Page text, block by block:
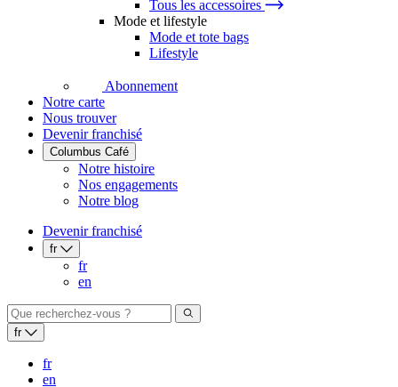
Tous les accessoires
Mode et lifestyle
Mode et tote bags
Lifestyle
Abonnement
Notre carte
Nous trouver
Devenir franchisé
Columbus Café
Notre histoire
Nos engagements
Notre blog
Devenir franchisé
fr
fr
en
fr
fr
en